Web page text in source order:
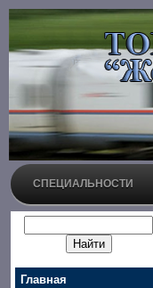
СПЕЦИАЛЬНОСТИ
Главная